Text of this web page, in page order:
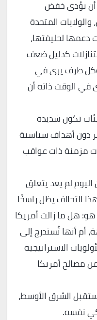
أن يؤدي خفض
المتحدة
لحليفتها،
كدليل ضعف
وكل طرف يرى في
في الوقت ذاته أن
تكون شديدة
دون أهداف سياسية
مزمنة ذات عواقب
لم يعد يتعلق
التحالف يظل راسخًا
هل ما زالت أمريكا
أم أنها تُستدرج إلى
الاستراتيجية
مصالح أمريكا
الشرق الأوسط،
نفسه.